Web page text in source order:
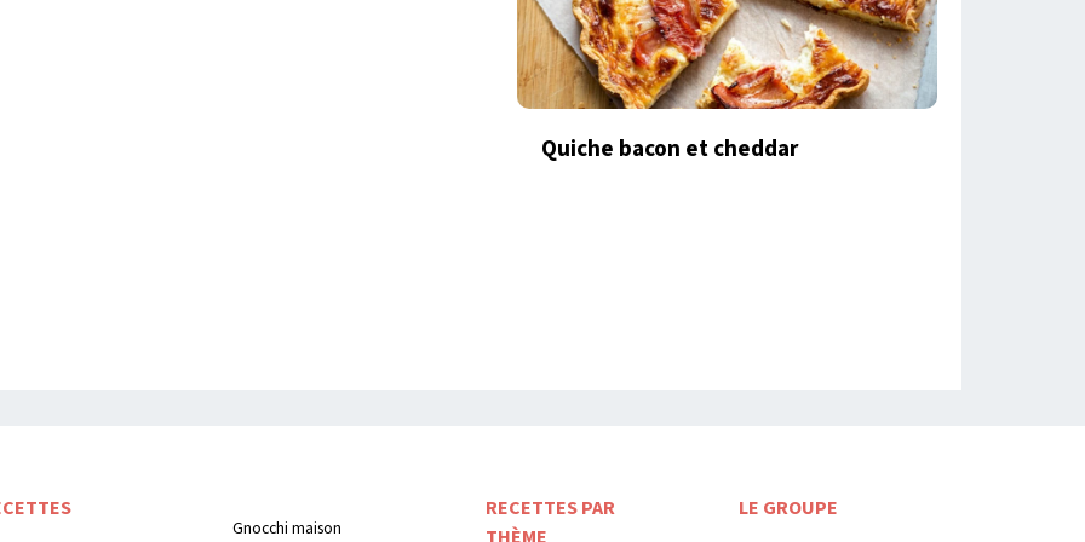
Quiche bacon et cheddar
Gnocchi maison
RECETTES PAR
THÈME
LE GROUPE